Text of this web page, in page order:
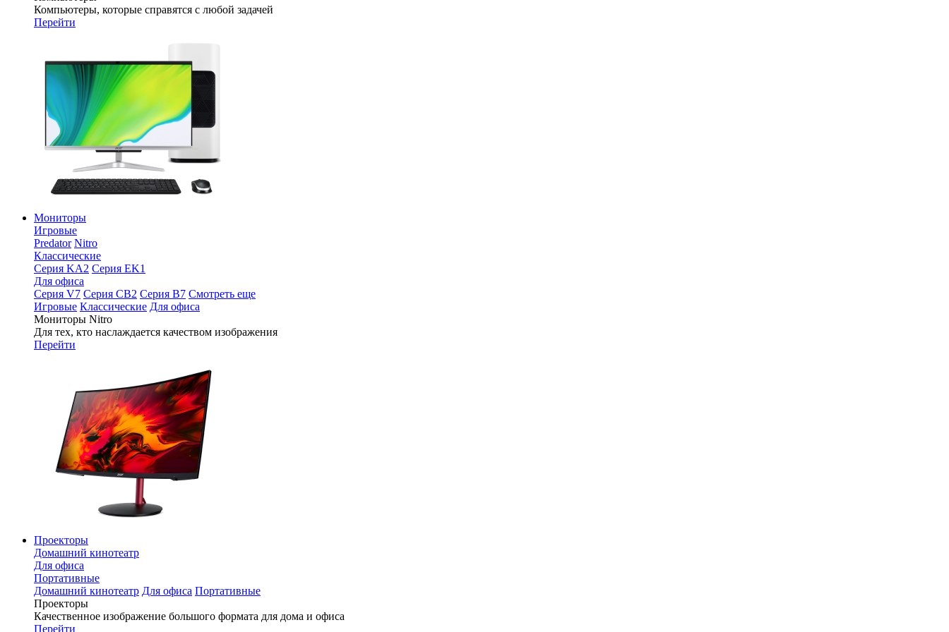
Компьютеры, которые справятся с любой задачей
Перейти
Мониторы
Игровые
Predator Nitro
Классические
Серия KA2 Серия EK1
Для офиса
Серия V7 Серия CB2 Серия B7 Смотреть еще
Игровые Классические Для офиса
Мониторы Nitro
Для тех, кто наслаждается качеством изображения
Перейти
Проекторы
Домашний кинотеатр
Для офиса
Портативные
Домашний кинотеатр Для офиса Портативные
Проекторы
Качественное изображение большого формата для дома и офиса
Перейти